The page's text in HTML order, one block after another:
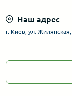
Наш адрес
г. Киев, ул.